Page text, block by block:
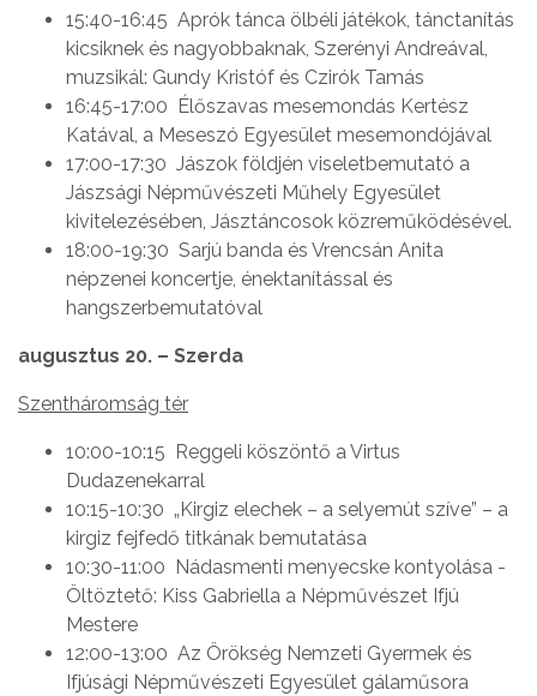
15:40-16:45 Aprók tánca ölbéli játékok, tánctanítás
kicsiknek és nagyobbaknak, Szerényi Andreával,
muzsikál: Gundy Kristóf és Czirók Tamás
16:45-17:00 Élőszavas mesemondás Kertész
Katával, a Meseszó Egyesület mesemondójával
17:00-17:30 Jászok földjén viseletbemutató a
Jászsági Népművészeti Műhely Egyesület
kivitelezésében, Jásztáncosok közreműködésével.
18:00-19:30 Sarjú banda és Vrencsán Anita
népzenei koncertje, énektanítással és
hangszerbemutatóval
augusztus 20. – Szerda
Szentháromság tér
10:00-10:15 Reggeli köszöntő a Virtus
Dudazenekarral
10:15-10:30 „Kirgiz elechek – a selyemút szíve” – a
kirgiz fejfedő titkának bemutatása
10:30-11:00 Nádasmenti menyecske kontyolása -
Öltöztető: Kiss Gabriella a Népművészet Ifjú
Mestere
12:00-13:00 Az Örökség Nemzeti Gyermek és
Ifjúsági Népművészeti Egyesület gálaműsora